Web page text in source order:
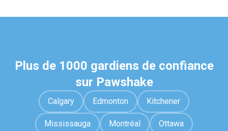
Plus de 1000 gardiens de confiance
sur Pawshake
Calgary Edmonton Kitchener
Mississauga Montréal Ottawa